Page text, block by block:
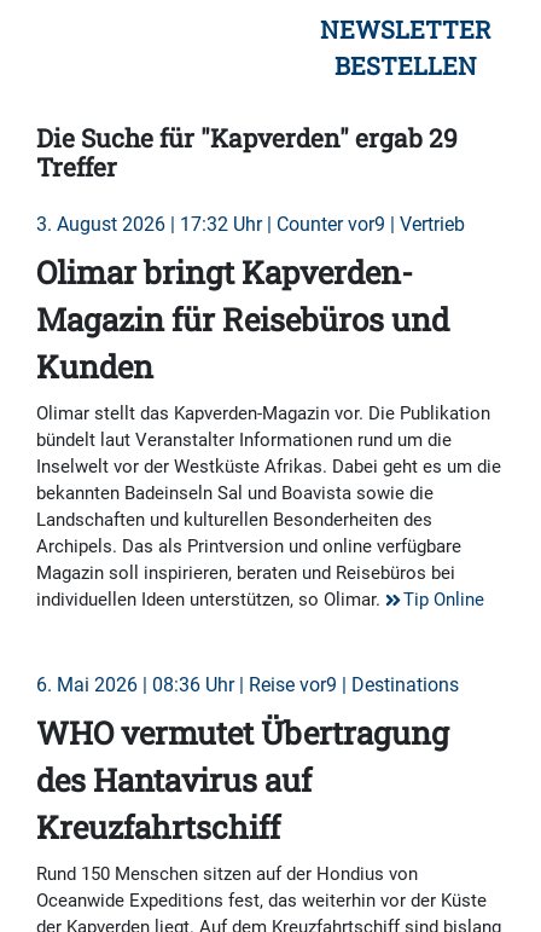
NEWSLETTER
BESTELLEN
Die Suche für "Kapverden" ergab 29
Treffer
3. August 2026 | 17:32 Uhr | Counter vor9 | Vertrieb
Olimar bringt Kapverden-
Magazin für Reisebüros und
Kunden
Olimar stellt das Kapverden-Magazin vor. Die Publikation
bündelt laut Veranstalter Informationen rund um die
Inselwelt vor der Westküste Afrikas. Dabei geht es um die
bekannten Badeinseln Sal und Boavista sowie die
Landschaften und kulturellen Besonderheiten des
Archipels. Das als Printversion und online verfügbare
Magazin soll inspirieren, beraten und Reisebüros bei
individuellen Ideen unterstützen, so Olimar.
Tip Online
6. Mai 2026 | 08:36 Uhr | Reise vor9 | Destinations
WHO vermutet Übertragung
des Hantavirus auf
Kreuzfahrtschiff
Rund 150 Menschen sitzen auf der Hondius von
Oceanwide Expeditions fest, das weiterhin vor der Küste
der Kapverden liegt. Auf dem Kreuzfahrtschiff sind bislang